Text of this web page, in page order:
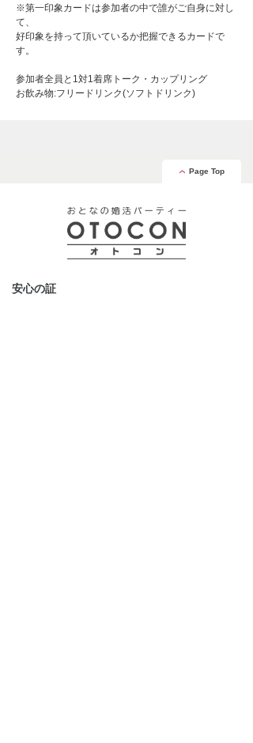
※第一印象カードは参加者の中で誰がご自身に対し
て、
好印象を持って頂いているか把握できるカードで
す。
参加者全員と1対1着席トーク・カップリング
お飲み物:フリードリンク(ソフトドリンク)
Page Top
安心の証